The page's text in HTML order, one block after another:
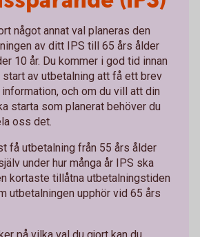
något annat val planeras den
av ditt IPS till 65 års ålder
10 år. Du kommer i god tid innan
start av utbetalning att få ett brev
och om du vill att din
starta som planerat behöver du
oss det.
få utbetalning från 55 års ålder
under hur många år IPS ska
kortaste tillåtna utbetalningstiden
utbetalningen upphör vid 65 års